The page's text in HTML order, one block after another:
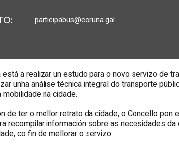
: participabus@coruna.gal
está a realizar un estudo para o novo servizo de
unha análise técnica integral do transporte
na cidade.
de ter o mellor retrato da cidade, o Concello pon
recompilar información sobre as necesidades
co fin de mellorar o servizo.